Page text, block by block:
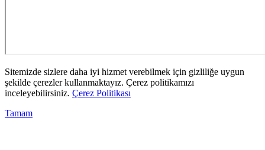
Sitemizde sizlere daha iyi hizmet verebilmek için gizliliğe uygun
şekilde çerezler kullanmaktayız. Çerez politikamızı
inceleyebilirsiniz. Çerez Politikası
Tamam